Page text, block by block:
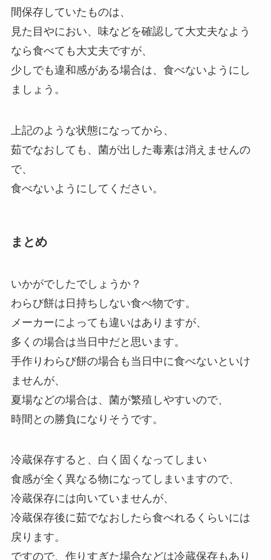
間保存していたものは、
見た目やにおい、味などを確認して大丈夫なよう
なら食べても大丈夫ですが、
少しでも違和感がある場合は、食べないようにし
ましょう。
上記のような状態になってから、
茹でなおしても、菌が出した毒素は消えませんの
で、
食べないようにしてください。
まとめ
いかがでしたでしょうか？
わらび餅は日持ちしない食べ物です。
メーカーによっても違いはありますが、
多くの場合は当日中だと思います。
手作りわらび餅の場合も当日中に食べないといけ
ませんが、
夏場などの場合は、菌が繁殖しやすいので、
時間との勝負になりそうです。
冷蔵保存すると、白く固くなってしまい
食感が全く異なる物になってしまいますので、
冷蔵保存には向いていませんが、
冷蔵保存後に茹でなおしたら食べれるくらいには
戻ります。
ですので、作りすぎた場合などは冷蔵保存もあり